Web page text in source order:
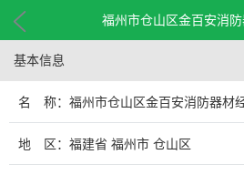
福州市仓山区金百安消
基本信息
名 称：福州市仓山区金百安消防器材
地 区：福建省 福州市 仓山区